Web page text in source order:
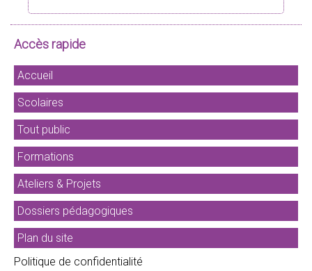
Accès rapide
Accueil
Scolaires
Tout public
Formations
Ateliers & Projets
Dossiers pédagogiques
Plan du site
Politique de confidentialité